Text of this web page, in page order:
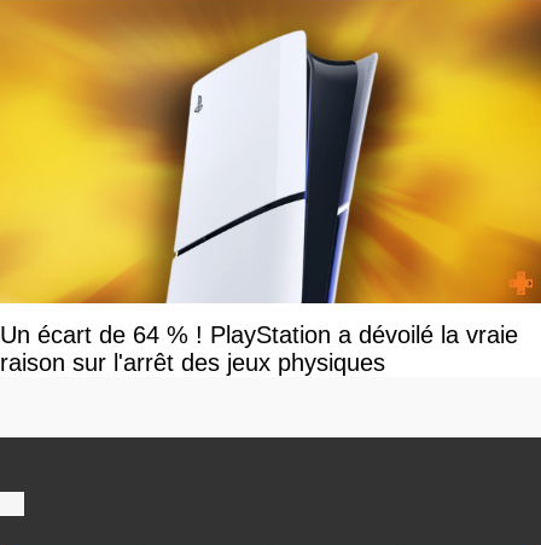
Un écart de 64 % ! PlayStation a dévoilé la vraie
raison sur l'arrêt des jeux physiques